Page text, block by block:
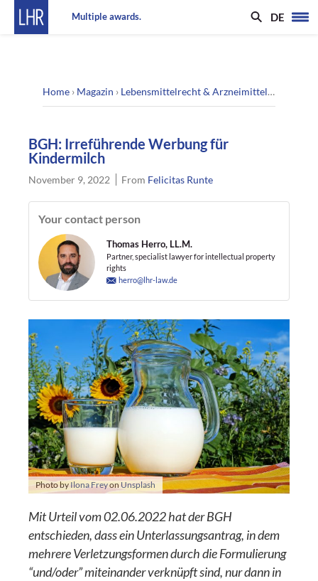
Multiple awards. DE
Home › Magazin › Lebensmittelrecht & Arzneimittelrecht
BGH: Irreführende Werbung für
Kindermilch
November 9, 2022 From Felicitas Runte
Your contact person
Thomas Herro, LL.M.
Partner, specialist lawyer for intellectual property
rights
herro@lhr-law.de
Photo by Ilona Freyon Unsplash
Mit Urteil vom 02.06.2022 hat der BGH
entschieden, dass ein Unterlassungsantrag, in dem
mehrere Verletzungsformen durch die Formulierung
“und/oder” miteinander verknüpft sind, nur dann in